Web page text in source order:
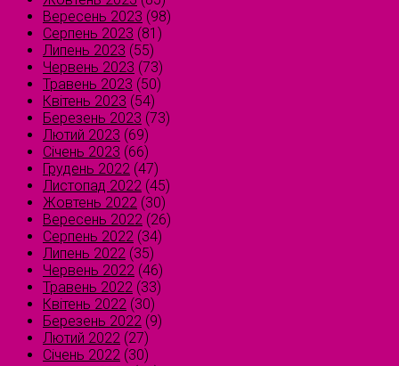
Вересень 2023 (98)
Серпень 2023 (81)
Липень 2023 (55)
Червень 2023 (73)
Травень 2023 (50)
Квітень 2023 (54)
Березень 2023 (73)
Лютий 2023 (69)
Січень 2023 (66)
Грудень 2022 (47)
Листопад 2022 (45)
Жовтень 2022 (30)
Вересень 2022 (26)
Серпень 2022 (34)
Липень 2022 (35)
Червень 2022 (46)
Травень 2022 (33)
Квітень 2022 (30)
Березень 2022 (9)
Лютий 2022 (27)
Січень 2022 (30)